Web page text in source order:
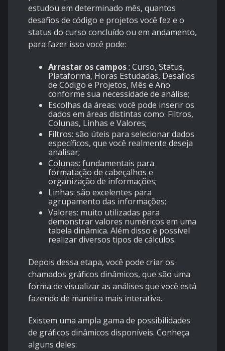
estudou em determinado mês, quantos
desafios de código e projetos você fez e o
status do curso concluído ou em andamento,
para fazer isso você pode:
Arrastar os campos: Curso, Status,
Plataforma, Horas Estudadas, Desafios
de Código e Projetos, Mês e Ano
conforme sua necessidade de análise;
Escolhas da áreas: você pode inserir os
dados em áreas distintas como: Filtros,
Colunas, Linhas e Valores;
Filtros: são úteis para selecionar dados
específicos, que você realmente deseja
analisar;
Colunas: fundamentais para
formatação de cabeçalhos e
organização de informações;
Linhas: são excelentes para
agrupamento das informações;
Valores: muito utilizadas para
demonstrar valores numéricos em uma
tabela dinâmica. Além disso é possível
realizar diversos tipos de cálculos.
Depois dessa etapa, você pode criar os
chamados gráficos dinâmicos, que são uma
forma de visualizar as análises que você está
fazendo de maneira mais interativa.
Existem uma ampla gama de possibilidades
de gráficos dinâmicos disponíveis. Conheça
alguns deles: